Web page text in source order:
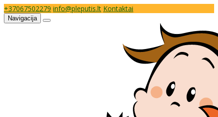
+37067502279 info@pleputis.lt Kontaktai
Navigacija